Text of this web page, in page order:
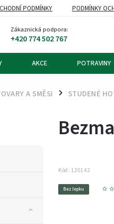
PODMÍNKY PODMÍNKY
Zákaznická podpora:
+420 774 502 767
AKCE POTRAVINY
A SMĚSI / STUDENÉ
Kód: 120142
Bez lepku